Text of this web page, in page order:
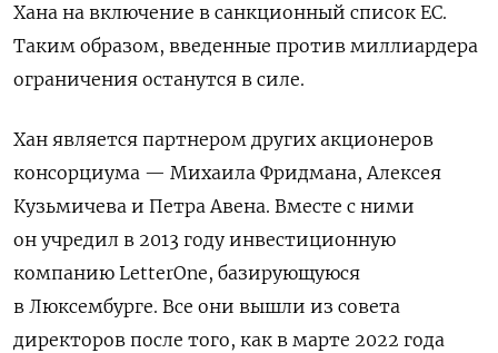
Хана на включение в санкционный список ЕС.
Таким образом, введенные против миллиардера
ограничения останутся в силе.
Хан является партнером других акционеров
консорциума — Михаила Фридмана, Алексея
Кузьмичева и Петра Авена. Вместе с ними
он учредил в 2013 году инвестиционную
компанию LetterOne, базирующуюся
в Люксембурге. Все они вышли из совета
директоров после того, как в марте 2022 года